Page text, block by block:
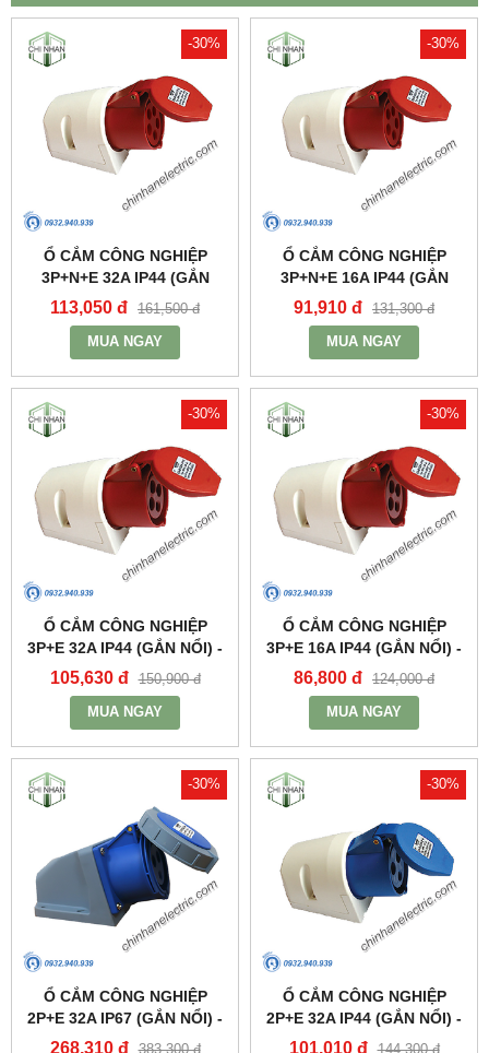
-30%
Ổ CẮM CÔNG NGHIỆP
3P+N+E 32A IP44 (GẮN
NỔI) - MPN125 - MPE
113,050 đ 161,500 đ
MUA NGAY
-30%
Ổ CẮM CÔNG NGHIỆP
3P+N+E 16A IP44 (GẮN
NỔI) - MPN115 - MPE
91,910 đ 131,300 đ
MUA NGAY
-30%
Ổ CẮM CÔNG NGHIỆP
3P+E 32A IP44 (GẮN NỔI) -
MPN124 - MPE
105,630 đ 150,900 đ
MUA NGAY
-30%
Ổ CẮM CÔNG NGHIỆP
3P+E 16A IP44 (GẮN NỔI) -
MPN114 - MPE
86,800 đ 124,000 đ
MUA NGAY
-30%
Ổ CẮM CÔNG NGHIỆP
2P+E 32A IP67 (GẮN NỔI) -
MPN1232 - MPE
268,310 đ 383,300 đ
-30%
Ổ CẮM CÔNG NGHIỆP
2P+E 32A IP44 (GẮN NỔI) -
MPN123 - MPE
101,010 đ 144,300 đ